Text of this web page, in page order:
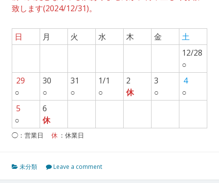
致します(2024/12/31)。
日 月 火 水 木 金
土
12/28
○
29
○
30
○
31
○
1/1
○
2
休
3
○
4
○
5
○
6
休
◯：営業日 休 ：休業日
未分類 Leave a comment